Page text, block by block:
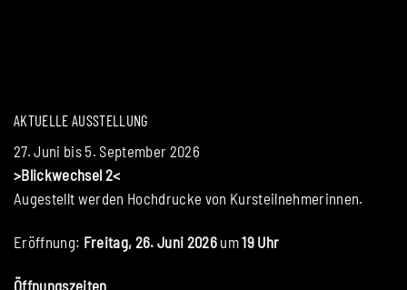
AKTUELLE AUSSTELLUNG
27. Juni bis 5. September 2026
>Blickwechsel 2<
Augestellt werden Hochdrucke von Kursteilnehmerinnen.
Eröffnung: Freitag, 26. Juni 2026 um19 Uhr
Öffnungszeiten